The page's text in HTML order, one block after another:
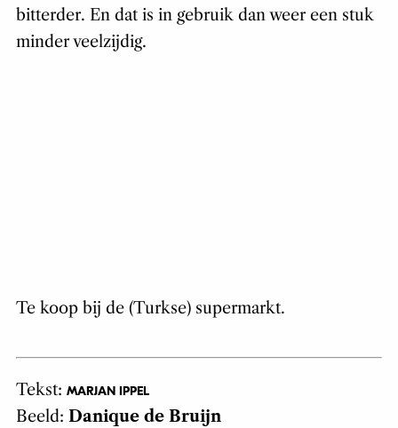
bitterder. En dat is in gebruik dan weer een stuk
minder veelzijdig.
Te koop bij de (Turkse) supermarkt.
Tekst: MARJAN IPPEL
Beeld: Danique de Bruijn